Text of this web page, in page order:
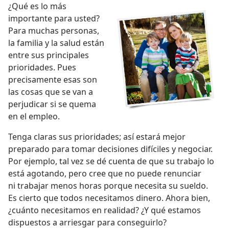
¿Qué es lo más
importante para usted?
Para muchas personas,
la familia y la salud están
entre sus principales
prioridades. Pues
precisamente esas son
las cosas que se van a
perjudicar si se quema
en el empleo.
Tenga claras sus prioridades; así estará mejor
preparado para tomar decisiones difíciles y negociar.
Por ejemplo, tal vez se dé cuenta de que su trabajo lo
está agotando, pero cree que no puede renunciar
ni trabajar menos horas porque necesita su sueldo.
Es cierto que todos necesitamos dinero. Ahora bien,
¿cuánto necesitamos en realidad? ¿Y qué estamos
dispuestos a arriesgar para conseguirlo?